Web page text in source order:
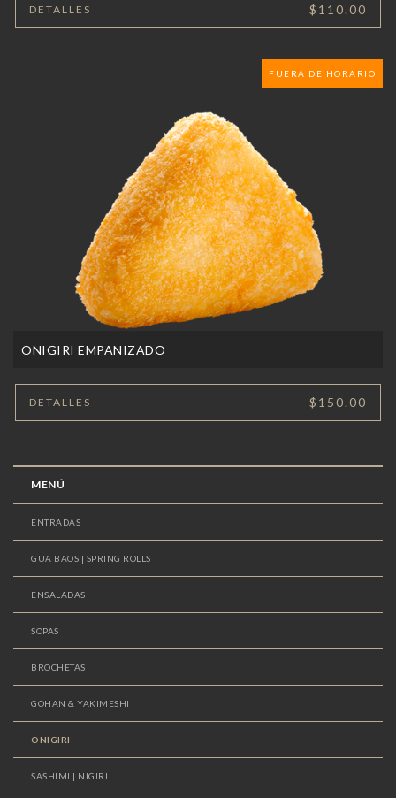
DETALLES $110.00
FUERA DE HORARIO
ONIGIRI EMPANIZADO
DETALLES $150.00
MENÚ
ENTRADAS
GUA BAOS | SPRING ROLLS
ENSALADAS
SOPAS
BROCHETAS
GOHAN & YAKIMESHI
ONIGIRI
SASHIMI | NIGIRI